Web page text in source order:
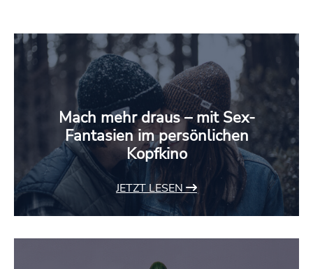
Mach mehr draus – mit Sex-
Fantasien im persönlichen
Kopfkino
JETZT LESEN